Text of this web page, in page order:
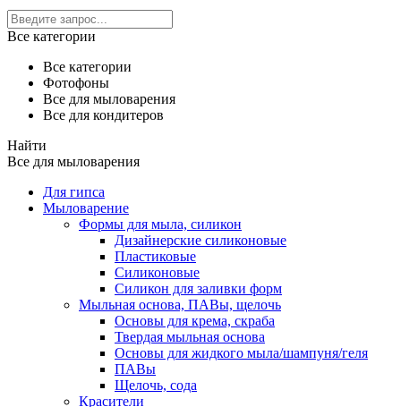
Все категории
Все категории
Фотофоны
Все для мыловарения
Все для кондитеров
Найти
Все для мыловарения
Для гипса
Мыловарение
Формы для мыла, силикон
Дизайнерские силиконовые
Пластиковые
Силиконовые
Силикон для заливки форм
Мыльная основа, ПАВы, щелочь
Основы для крема, скраба
Твердая мыльная основа
Основы для жидкого мыла/шампуня/геля
ПАВы
Щелочь, сода
Красители